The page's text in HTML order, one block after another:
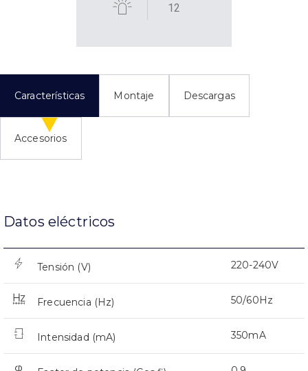
12
Características Montaje Descargas
Accesorios
Datos eléctricos
Tensión (V) 220-240V
Frecuencia (Hz) 50/60Hz
Intensidad (mA) 350mA